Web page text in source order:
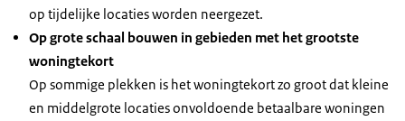
op tijdelijke locaties worden neergezet.
Op grote schaal bouwen in gebieden met het grootste
woningtekort
Op sommige plekken is het woningtekort zo groot dat kleine
en middelgrote locaties onvoldoende betaalbare woningen